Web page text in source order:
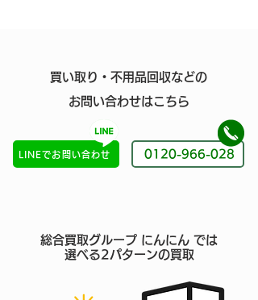
買い取り・ 不用品回収などの
お問い合わせはこちら
LINEでお問い合わせ 0120-966-028
総合買取グループ にんにん では
選べる2パターンの買取